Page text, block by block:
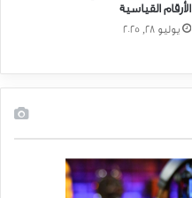
الأرقام القياسية
يوليو 28, 2025